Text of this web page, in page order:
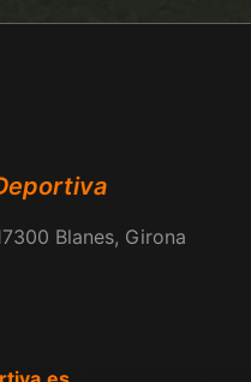
Blanes, Girona